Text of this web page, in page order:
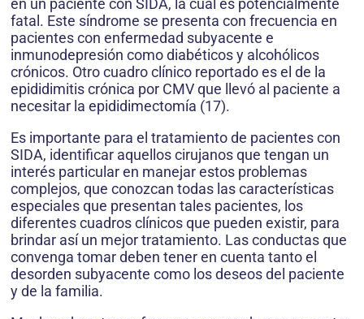
en un paciente con SIDA, la cual es potencialmente
fatal. Este síndrome se presenta con frecuencia en
pacientes con enfermedad subyacente e
inmunodepresión como diabéticos y alcohólicos
crónicos. Otro cuadro clínico reportado es el de la
epididimitis crónica por CMV que llevó al paciente a
necesitar la epididimectomía (17).
Es importante para el tratamiento de pacientes con
SIDA, identificar aquellos cirujanos que tengan un
interés particular en manejar estos problemas
complejos, que conozcan todas las características
especiales que presentan tales pacientes, los
diferentes cuadros clínicos que pueden existir, para
brindar así un mejor tratamiento. Las conductas que
convenga tomar deben tener en cuenta tanto el
desorden subyacente como los deseos del paciente
y de la familia.